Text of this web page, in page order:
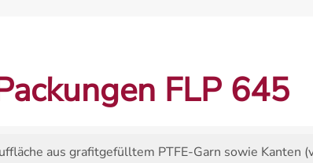
FLP 645
aus grafitgefülltem PTFE-Garn sowie Kanten